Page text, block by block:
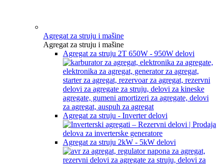
Agregat za struju i mašine
Agregat za struju i mašine
Agregat za struju 2T 650W - 950W delovi
Agregat za struju - Inverter delovi
Agregat za struju 2kW - 5kW delovi